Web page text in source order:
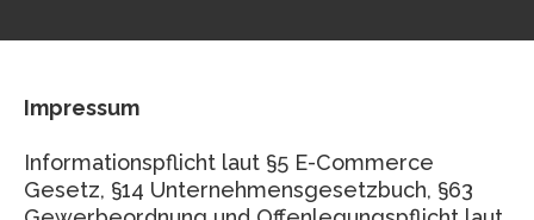
Impressum
Informationspflicht laut §5 E-Commerce
Gesetz, §14 Unternehmensgesetzbuch, §63